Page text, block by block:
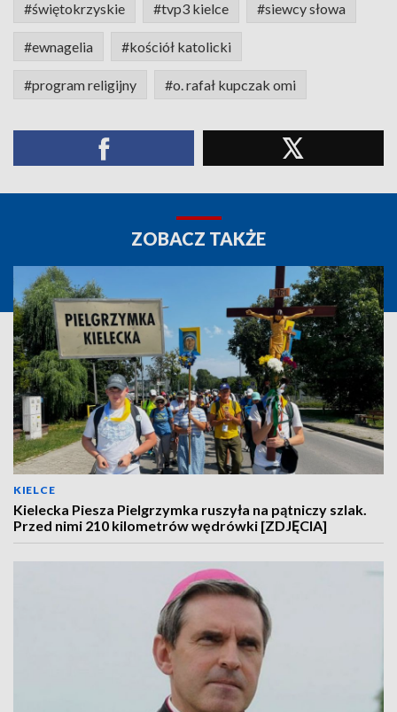
#świętokrzyskie #tvp3 kielce #siewcy słowa
#ewnagelia #kościół katolicki
#program religijny #o. rafał kupczak omi
ZOBACZ TAKŻE
KIELCE
Kielecka Piesza Pielgrzymka ruszyła na pątniczy szlak.
Przed nimi 210 kilometrów wędrówki [ZDJĘCIA]